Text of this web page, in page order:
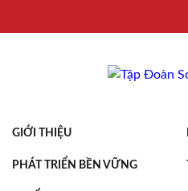
GIỚI THIỆU
PHÁT TRIỂN BỀN VỮNG